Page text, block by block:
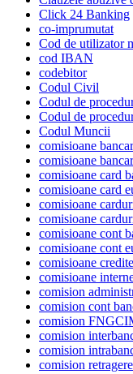
Click 24 Banking
co-imprumutat
Cod de utilizator
cod IBAN
codebitor
Codul Civil
Codul de
Codul de
Codul Muncii
comisioane
comisioane
comisioane card
comisioane card
comisioane
comisioane
comisioane cont
comisioane cont
comisioane credite
comisioane
comision
comision cont
comision
comision
comision
comision